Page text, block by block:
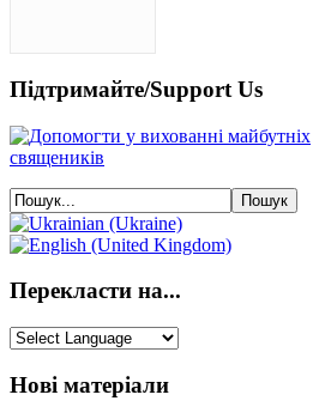
Підтримайте/Support Us
Перекласти на...
Нові матеріали